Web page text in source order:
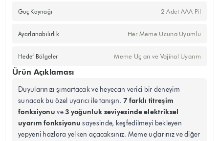
Güç Kaynağı 2 Adet AAA Pil
Ayarlanabilirlik Her Meme Ucuna Uyumlu
Hedef Bölgeler Meme Uçları ve Vajinal Uyarım
Ürün Açıklaması
Duyularınızı şımartacak ve heyecan verici bir deneyim
sunacak bu özel uyarıcı ile tanışın.7 farklı titreşim
fonksiyonu ve3 yoğunluk seviyesinde elektriksel
uyarım fonksiyonu sayesinde, keşfedilmeyi bekleyen
yepyeni hazlara yelken açacaksınız. Meme uçlarınız ve diğer